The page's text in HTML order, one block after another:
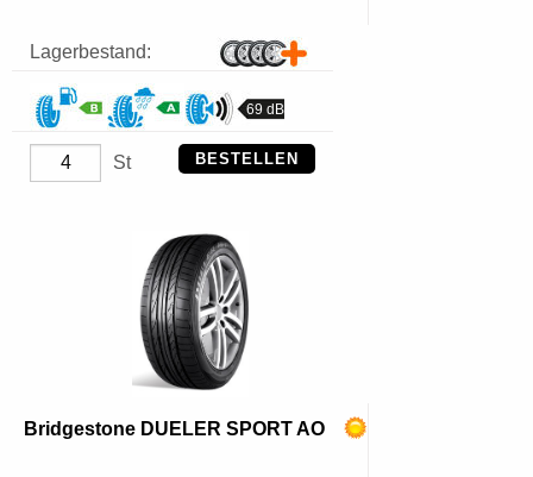
Lagerbestand:
69 dB
St BESTELLEN
Bridgestone DUELER SPORT AO